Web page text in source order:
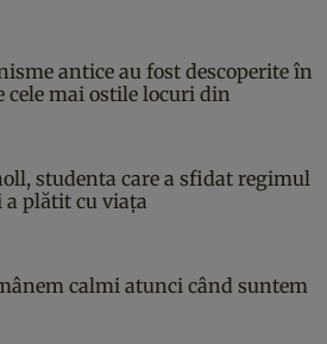
antice au fost descoperite în
mai ostile locuri din
studenta care a sfidat regimul
plătit cu viața
calmi atunci când suntem